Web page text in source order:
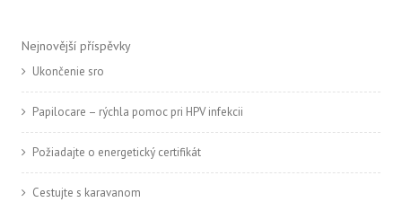
Nejnovější příspěvky
Ukončenie sro
Papilocare – rýchla pomoc pri HPV infekcii
Požiadajte o energetický certifikát
Cestujte s karavanom